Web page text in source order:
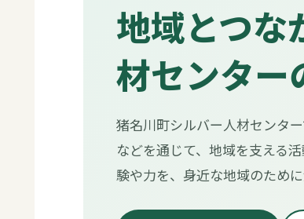
地域とつな
材センター
猪名川町シルバー人材センタ
などを通じて、地域を支える
験や力を、身近な地域のために